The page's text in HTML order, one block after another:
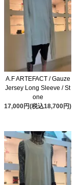
A.F ARTEFACT / Gauze
Jersey Long Sleeve / St
one
17,000円(税込18,700円)